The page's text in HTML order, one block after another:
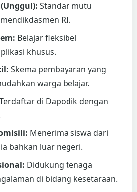
Standar mutu
RI.
Belajar fleksibel
khusus.
Skema pembayaran yang
warga belajar.
Terdaftar di Dapodik dengan
Menerima siswa dari
bahkan luar negeri.
Didukung tenaga
di bidang kesetaraan.